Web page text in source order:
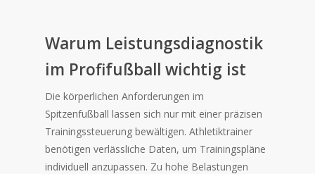
Warum Leistungsdiagnostik
im Profifußball wichtig ist
Die körperlichen Anforderungen im
Spitzenfußball lassen sich nur mit einer präzisen
Trainingssteuerung bewältigen. Athletiktrainer
benötigen verlässliche Daten, um Trainingspläne
individuell anzupassen. Zu hohe Belastungen